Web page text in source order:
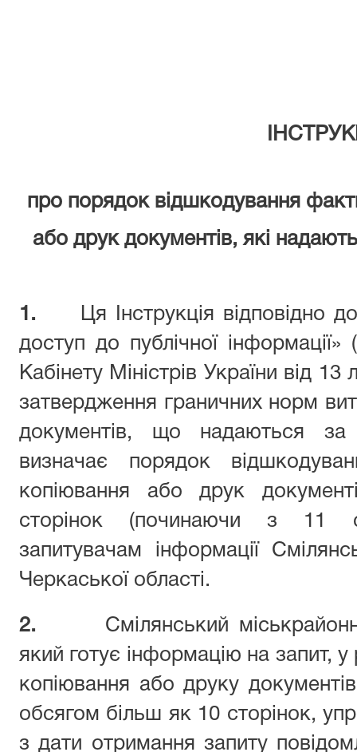
про порядок відшкодування
або друк документів, які
1.
Ця Інструкція відповідно
доступ до публічної
Кабінету Міністрів України від
затвердження граничних норм
документів, що надаються
визначає порядок
копіювання або друк
сторінок (починаючи з 11
запитувачам інформації
Черкаської області.
2. Смілянський міськ
який готує інформацію на запит, у
копіювання або друку
обсягом більш як 10 сторінок,
з дати отримання запиту